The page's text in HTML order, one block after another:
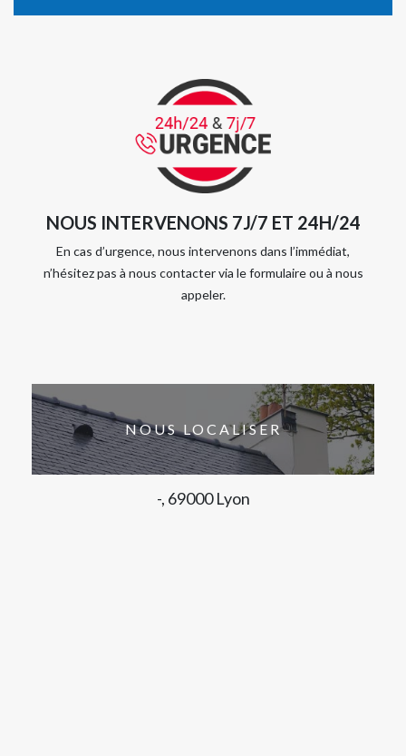
NOUS INTERVENONS 7J/7 ET 24H/24
En cas d’urgence, nous intervenons dans l’immédiat,
n’hésitez pas à nous contacter via le formulaire ou à nous
appeler.
NOUS LOCALISER
-, 69000 Lyon